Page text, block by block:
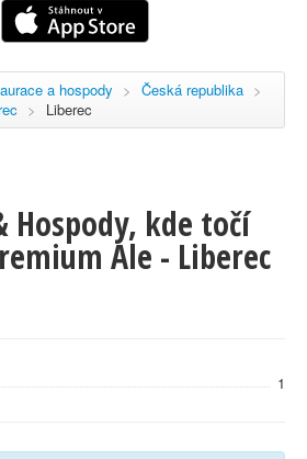
a hospody > Česká republika >
> Liberec
Hospody, kde točí
Ale - Liberec
1